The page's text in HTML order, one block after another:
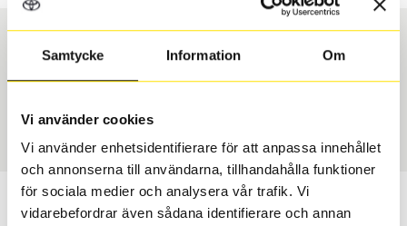
Samtycke Information Om
Vi använder cookies
Vi använder enhetsidentifierare för att anpassa innehållet
och annonserna till användarna, tillhandahålla funktioner
för sociala medier och analysera vår trafik. Vi
vidarebefordrar även sådana identifierare och annan
Däcktyp
Sommar
Däckstorlek
215/65 R 17 99V
2567
Passar detta däck min bil?